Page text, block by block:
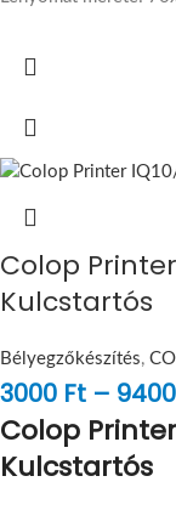
Colop
Kulcstartós
Bélyegzőkészítés,
3000 Ft – 9400
Colop
Kulcstartós